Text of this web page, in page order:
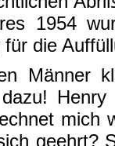
1954
für die
Männer
geehrt?